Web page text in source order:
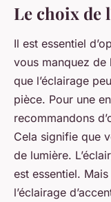
Le choix de
Il est essentiel
vous manquez de
que l’éclairage
pièce. Pour une
recommandons
Cela signifie que
de lumière.
est essentiel. Mais
l’éclairage